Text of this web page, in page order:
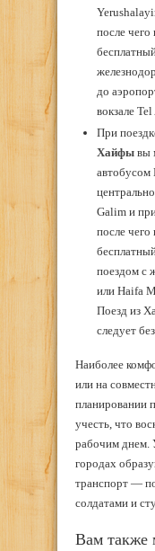
после чего
до
вокзале
При
Хайфывы
автобусом
Galim и
после чего
поездом с
или Haifa
Поезд из
следует
Наиболее
или на
планировании
учесть, что
рабочим днем.
городах
транспорт —
солдатами и
Вам также